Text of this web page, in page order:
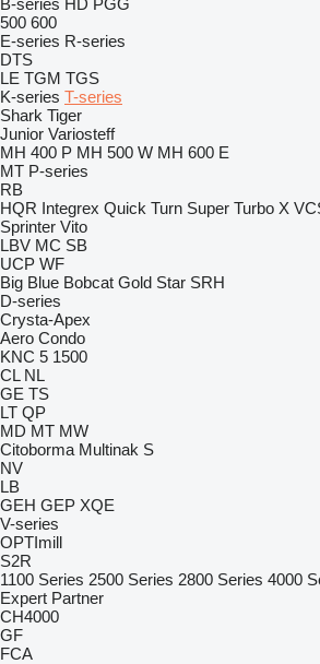
B-series HD PGG
500 600
E-series R-series
DTS
LE TGM TGS
K-series T-series
Shark Tiger
Junior Variosteff
MH 400 P MH 500 W MH 600 E
MT P-series
RB
HQR Integrex Quick Turn Super Turbo X
Sprinter Vito
LBV MC SB
UCP WF
Big Blue Bobcat Gold Star SRH
D-series
Crysta-Apex
Aero Condo
KNC 5 1500
CL NL
GE TS
LT QP
MD MT MW
Citoborma Multinak S
NV
LB
GEH GEP XQE
V-series
OPTImill
S2R
1100 Series 2500 Series 2800 Series 4000
Expert Partner
CH4000
GF
FCA